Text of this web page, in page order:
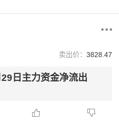
卖出价： 3828.47
日主力资金净流出